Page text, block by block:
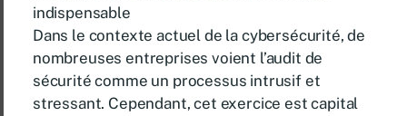
indispensable
Dans le contexte actuel de la cybersécurité, de
nombreuses entreprises voient l’audit de
sécurité comme un processus intrusif et
stressant. Cependant, cet exercice est capital